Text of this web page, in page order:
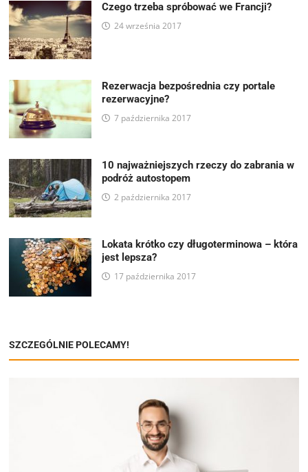
Czego trzeba spróbować we Francji?
24 września 2017
Rezerwacja bezpośrednia czy portale
rezerwacyjne?
7 października 2017
10 najważniejszych rzeczy do zabrania w
podróż autostopem
2 października 2017
Lokata krótko czy długoterminowa – która
jest lepsza?
17 października 2017
SZCZEGÓLNIE POLECAMY!